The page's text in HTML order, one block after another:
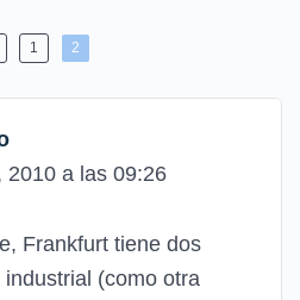
1 2
2010 a las 09:26
Frankfurt tiene dos
(como otra